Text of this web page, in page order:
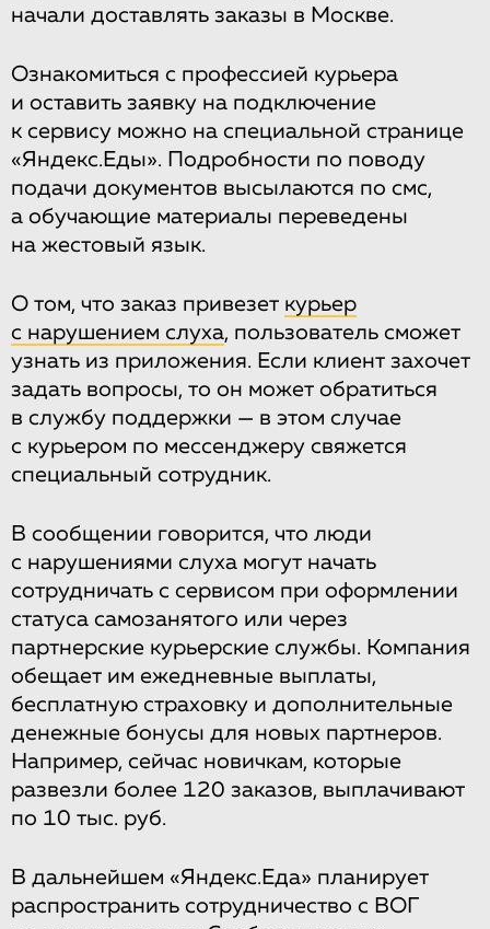
начали доставлять заказы в Москве.
Ознакомиться с профессией курьера
и оставить заявку на подключение
к сервису можно на специальной странице
«Яндекс.Еды». Подробности по поводу
подачи документов высылаются по смс,
а обучающие материалы переведены
на жестовый язык.
О том, что заказ привезет курьер
с нарушением слуха, пользователь сможет
узнать из приложения. Если клиент захочет
задать вопросы, то он может обратиться
в службу поддержки — в этом случае
с курьером по мессенджеру свяжется
специальный сотрудник.
В сообщении говорится, что люди
с нарушениями слуха могут начать
сотрудничать с сервисом при оформлении
статуса самозанятого или через
партнерские курьерские службы. Компания
обещает им ежедневные выплаты,
бесплатную страховку и дополнительные
денежные бонусы для новых партнеров.
Например, сейчас новичкам, которые
развезли более 120 заказов, выплачивают
по 10 тыс. руб.
В дальнейшем «Яндекс.Еда» планирует
распространить сотрудничество с ВОГ